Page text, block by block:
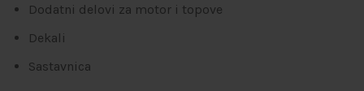
Dodatni delovi za motor i topove
Dekali
Sastavnica